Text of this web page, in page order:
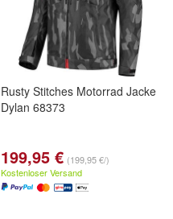
Rusty Stitches Motorrad Jacke
Dylan 68373
199,95 € (199,95 €/)
Kostenloser Versand